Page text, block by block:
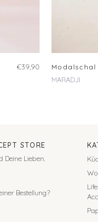
€39,90
MARADJI
STORE
Deine Lieben.
Bestellung?